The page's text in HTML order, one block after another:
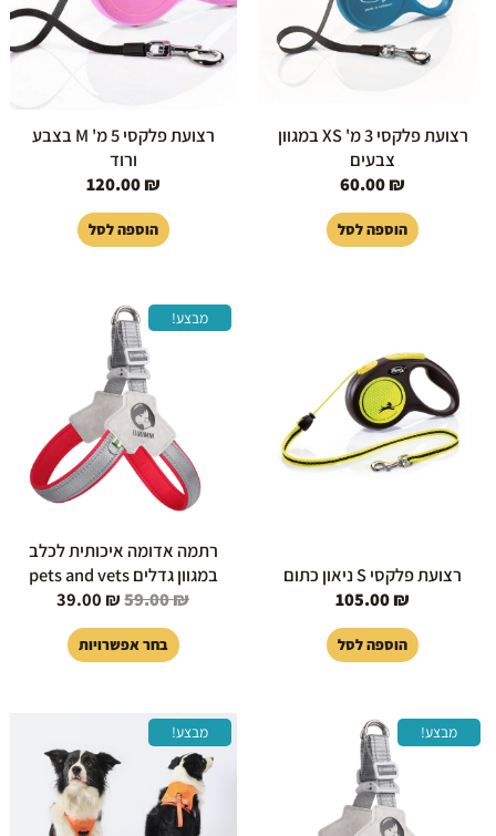
רצועת פלקסי 3 מ' XS במגוון
צבעים
60.00₪
הוספה לסל
רצועת פלקסי 5 מ' M בצבע
ורוד
120.00₪
הוספה לסל
רצועת פלקסי S ניאון כתום
105.00₪
הוספה לסל
מבצע!
רתמה אדומה איכותית לכלב
במגוון גדלים pets and vets
59.00₪
המחיר
המקורי
היה:
59.00 ₪.
39.00 ₪
בחר אפשרויות
למוצר
זה
יש
מספר
סוגים.
ניתן
לבחור
את
האפשרויות
המוצר
מבצע!
המחיר
המקורי
היה:
59.00 ₪.
למוצר
זה
יש
מספר
סוגים.
מבצע!
המקורי
היה:
159.00 ₪.
הנוכחי
יש
מספר
סוגים.